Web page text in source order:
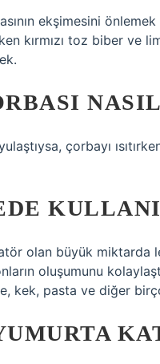
ekşimesini
kırmızı toz biber ve
çorbayı
olan büyük miktarda
oluşumunu
kek, pasta ve diğer